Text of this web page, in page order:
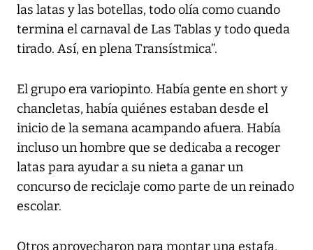
las latas y las botellas, todo olía como cuando
termina el carnaval de Las Tablas y todo queda
tirado. Así, en plena Transístmica”.
El grupo era variopinto. Había gente en short y
chancletas, había quiénes estaban desde el
inicio de la semana acampando afuera. Había
incluso un hombre que se dedicaba a recoger
latas para ayudar a su nieta a ganar un
concurso de reciclaje como parte de un reinado
escolar.
Otros aprovecharon para montar una estafa,